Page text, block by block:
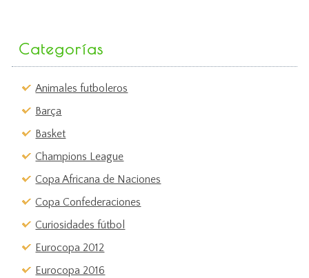
Categorías
Animales futboleros
Barça
Basket
Champions League
Copa Africana de Naciones
Copa Confederaciones
Curiosidades fútbol
Eurocopa 2012
Eurocopa 2016